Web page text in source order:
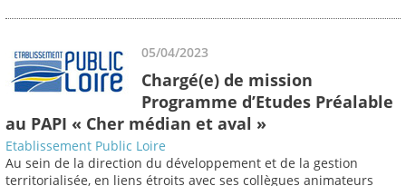
05/04/2023
Chargé(e) de mission
Programme d’Etudes Préalable
au PAPI « Cher médian et aval »
Etablissement Public Loire
Au sein de la direction du développement et de la gestion
territorialisée, en liens étroits avec ses collègues animateurs